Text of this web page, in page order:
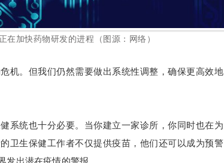
加快药物研发的进程（图源：网络）
机。但我们仍然需要做出系统性调整，确保更高效地
系统也十分必要。当你建立一家诊所，你同时也在为
卫生保健工作者不仅提供疫苗，他们还可以成为预警